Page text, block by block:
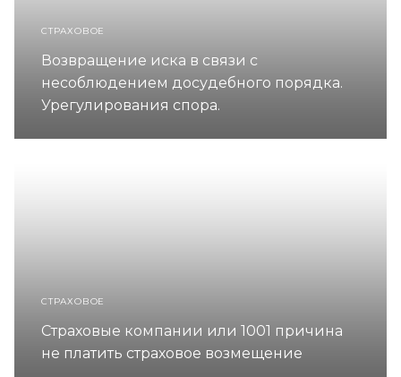
СТРАХОВОЕ
Возвращение иска в связи с
несоблюдением досудебного порядка.
Урегулирования спора.
СТРАХОВОЕ
Страховые компании или 1001 причина
не платить страховое возмещение